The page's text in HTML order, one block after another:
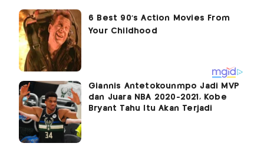
Giannis Antetokounmpo Jadi MVP
dan Juara NBA 2020-2021, Kobe
Bryant Tahu Itu Akan Terjadi